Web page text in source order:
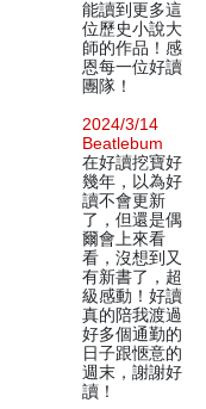
能讀到更多這
位歷史小說大
師的作品！感
恩每一位好讀
團隊！
2024/3/14
Beatlebum
在好讀挖寶好
幾年，以為好
讀不會更新
了，但還是偶
爾會上來看
看，沒想到又
有新書了，超
級感動！好讀
真的陪我渡過
好多個通勤的
日子跟愜意的
週末，謝謝好
讀！